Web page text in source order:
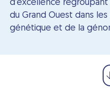
d’excellence
du Grand Ouest dans
génétique et de la